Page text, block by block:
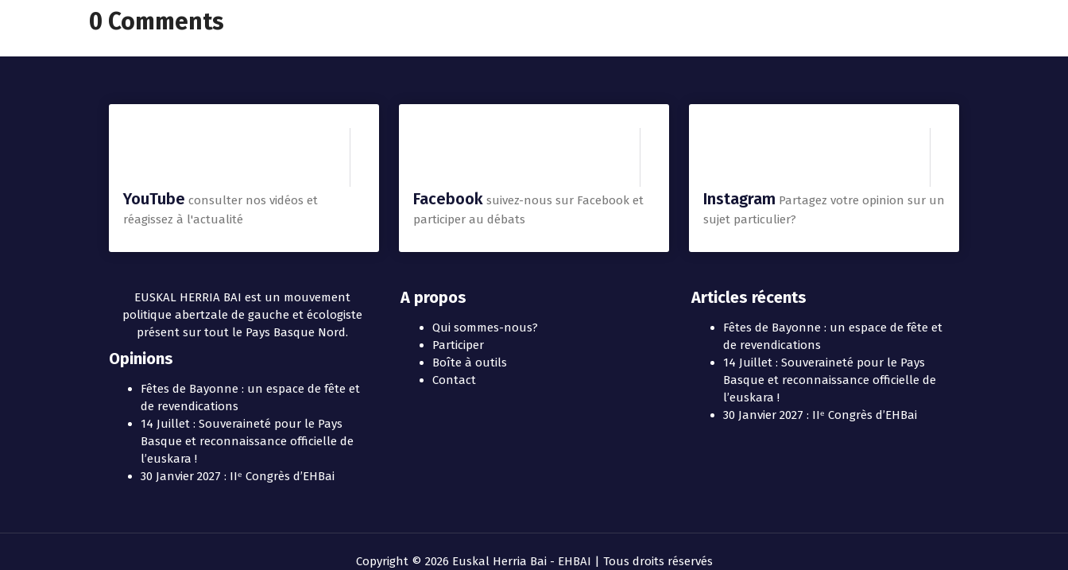
0 Comments
YouTube consulter nos vidéos et
réagissez à l'actualité
Facebook suivez-nous sur Facebook et
participer au débats
Instagram Partagez votre opinion sur un
sujet particulier?
EUSKAL HERRIA BAI est un mouvement
politique abertzale de gauche et écologiste
présent sur tout le Pays Basque Nord.
Opinions
Fêtes de Bayonne : un espace de fête et
de revendications
14 Juillet : Souveraineté pour le Pays
Basque et reconnaissance officielle de
l’euskara !
30 Janvier 2027 : IIᵉ Congrès d’EHBai
A propos
Qui sommes-nous?
Participer
Boîte à outils
Contact
Articles récents
Fêtes de Bayonne : un espace de fête et
de revendications
14 Juillet : Souveraineté pour le Pays
Basque et reconnaissance officielle de
l’euskara !
30 Janvier 2027 : IIᵉ Congrès d’EHBai
Copyright © 2026 Euskal Herria Bai - EHBAI | Tous droits réservés